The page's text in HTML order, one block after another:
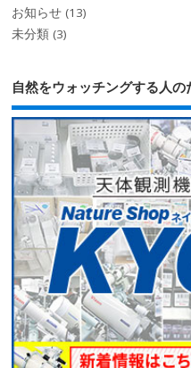
お知らせ (13)
未分類 (3)
自然をウォッチングする人